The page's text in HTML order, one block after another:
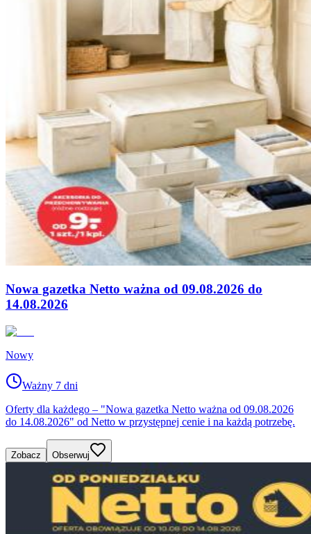
Nowa gazetka Netto ważna od 09.08.2026 do
14.08.2026
Nowy
Ważny 7 dni
Oferty dla każdego – "Nowa gazetka Netto ważna od 09.08.2026
do 14.08.2026" od Netto w przystępnej cenie i na każdą potrzebę.
Zobacz Obserwuj